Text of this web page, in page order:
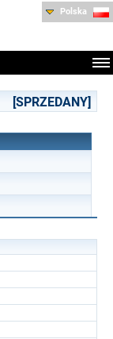
Polska
[SPRZEDANY]